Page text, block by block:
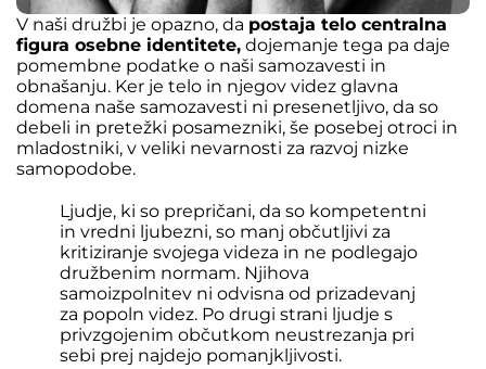
V naši družbi je opazno, da postaja telo centralna
figura osebne identitete, dojemanje tega pa daje
pomembne podatke o naši samozavesti in
obnašanju. Ker je telo in njegov videz glavna
domena naše samozavesti ni presenetljivo, da so
debeli in pretežki posamezniki, še posebej otroci in
mladostniki, v veliki nevarnosti za razvoj nizke
samopodobe.
Ljudje, ki so prepričani, da so kompetentni
in vredni ljubezni, so manj občutljivi za
kritiziranje svojega videza in ne podlegajo
družbenim normam. Njihova
samoizpolnitev ni odvisna od prizadevanj
za popoln videz. Po drugi strani ljudje s
privzgojenim občutkom neustrezanja pri
sebi prej najdejo pomanjkljivosti.